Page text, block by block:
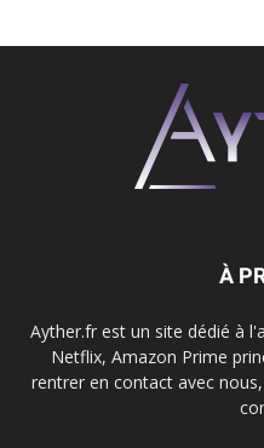
À
Ayther.fr est un site dédié à
Netflix, Amazon Prime
rentrer en contact avec